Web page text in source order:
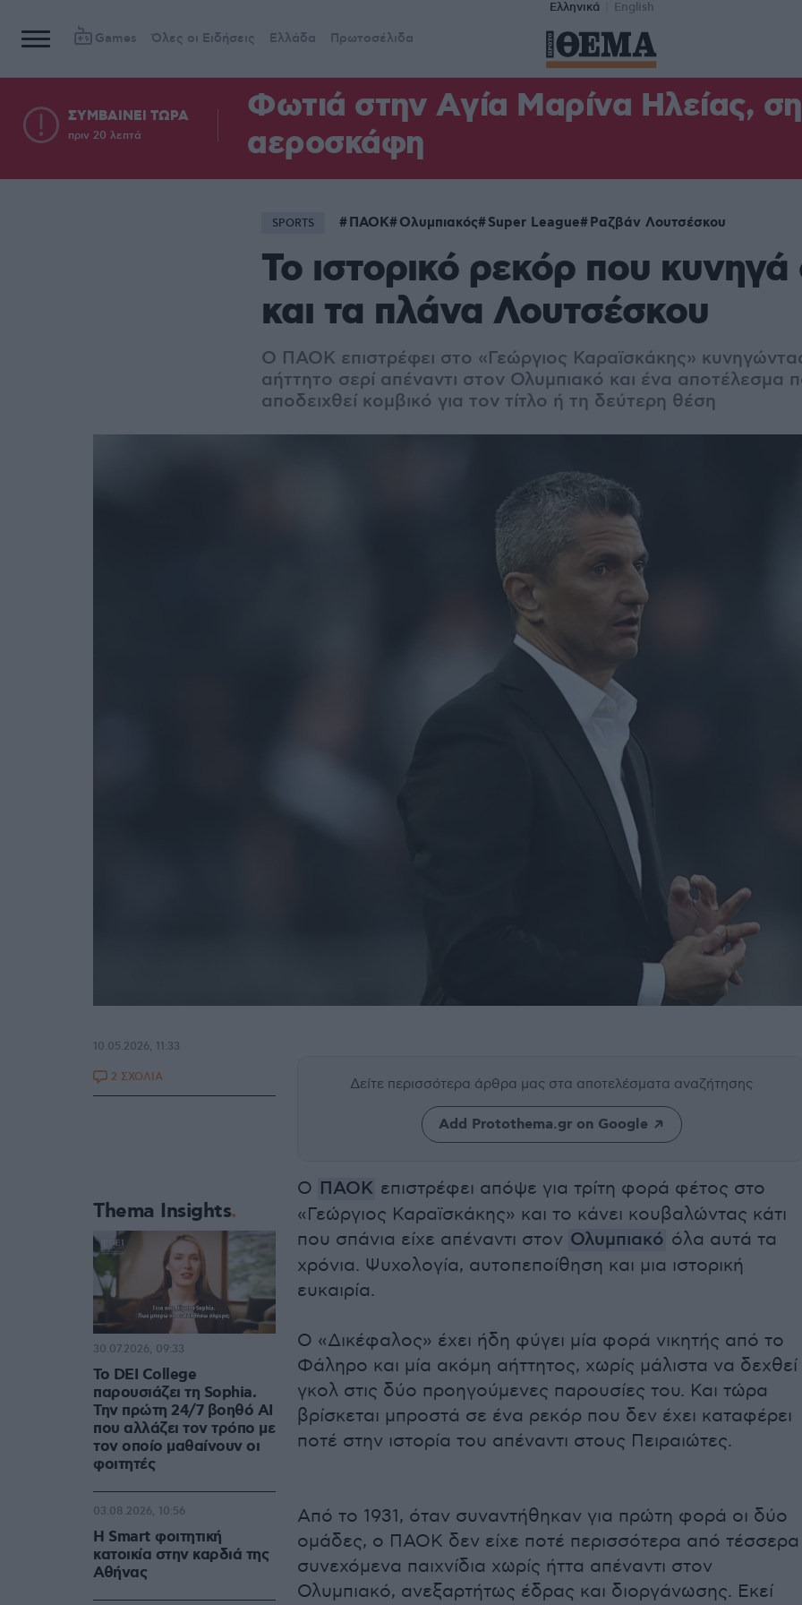
Ελληνικά English
Games Όλες οι Ειδήσεις Ελλάδα Πρωτοσέλιδα
ΣΥΜΒΑΙΝΕΙ ΤΩΡΑ
πριν 20 λεπτά
Φωτιά στην Aγία Μαρίνα Ηλείας,
αεροσκάφη
SPORTS ΠΑΟΚ Ολυμπιακός Super League Ραζβάν Λουτσέσκου
Το ιστορικό ρεκόρ που
και τα πλάνα Λουτσέσκου
Ο ΠΑΟΚ επιστρέφει στο «Γεώργιος Καραϊσκάκης»
αήττητο σερί απέναντι στον Ολυμπιακό και ένα αποτέλεσμα
αποδειχθεί κομβικό για τον τίτλο ή τη δεύτερη θέση
Δείτε περισσότερα άρθρα μας στα αποτελέσματα αναζήτησης
Add Protothema.gr on Google
Ο ΠΑΟΚ επιστρέφει απόψε για τρίτη φορά φέτος στο
«Γεώργιος Καραϊσκάκης» και το κάνει κουβαλώντας κάτι
που σπάνια είχε απέναντι στον Ολυμπιακό όλα αυτά τα
χρόνια. Ψυχολογία, αυτοπεποίθηση και μια ιστορική
ευκαιρία.
Ο «Δικέφαλος» έχει ήδη φύγει μία φορά νικητής από το
Φάληρο και μία ακόμη αήττητος, χωρίς μάλιστα να δεχθεί
γκολ στις δύο προηγούμενες παρουσίες του. Και τώρα
βρίσκεται μπροστά σε ένα ρεκόρ που δεν έχει καταφέρει
ποτέ στην ιστορία του απέναντι στους Πειραιώτες.
Από το 1931, όταν συναντήθηκαν για πρώτη φορά οι δύο
ομάδες, ο ΠΑΟΚ δεν είχε ποτέ περισσότερα από τέσσερα
συνεχόμενα παιχνίδια χωρίς ήττα απέναντι στον
Ολυμπιακό, ανεξαρτήτως έδρας και διοργάνωσης. Εκεί
10.05.2026, 11:33
2 ΣΧΟΛΙΑ
Thema Insights
Το DEI College
παρουσιάζει τη Sophia.
Την πρώτη 24/7 βοηθό AI
που αλλάζει τον τρόπο με
τον οποίο μαθαίνουν οι
φοιτητές
30.07.2026, 09:33
Η Smart φοιτητική
κατοικία στην καρδιά της
Αθήνας
03.08.2026, 10:56